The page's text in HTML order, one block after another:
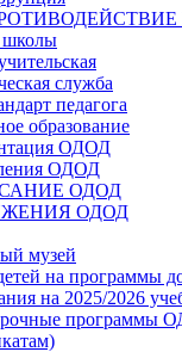
школы
служба
педагога
образование
ОДОД
ОДОД
ОДОД
ОДОД
музей
на программы
на 2025/2026
программы